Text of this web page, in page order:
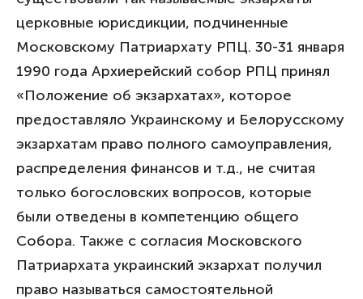
церковные юрисдикции, подчиненные
Московскому Патриархату РПЦ. 30-31 января
1990 года Архиерейский собор РПЦ принял
«Положение об экзархатах», которое
предоставляло Украинскому и Белорусскому
экзархатам право полного самоуправления,
распределения финансов и т.д., не считая
только богословских вопросов, которые
были отведены в компетенцию общего
Собора. Также с согласия Московского
Патриархата украинский экзархат получил
право называться самостоятельной